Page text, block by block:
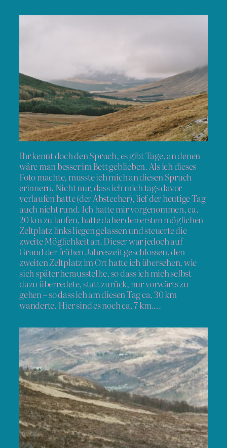
Ihr kennt doch den Spruch, es gibt Tage, an denen
wäre man besser im Bett geblieben. Als ich dieses
Foto machte, musste ich mich an diesen Spruch
erinnern. Nicht nur, dass ich mich tags davor
verlaufen hatte (der Abstecher), lief der heutige Tag
auch nicht rund. Ich hatte mir vorgenommen, ca.
20 km zu laufen, hatte daher den ersten möglichen
Zeltplatz links liegen gelassen und steuerte die
zweite Möglichkeit an. Dieser war jedoch auf
Grund der frühen Jahreszeit geschlossen, den
zweiten Zeltplatz im Ort hatte ich übersehen, wie
sich später herausstellte, so dass ich mich selbst
dazu überredete, statt zurück, nur vorwärts zu
gehen – so dass ich am diesen Tag ca. 30 km
wanderte. Hier sind es noch ca. 7 km….